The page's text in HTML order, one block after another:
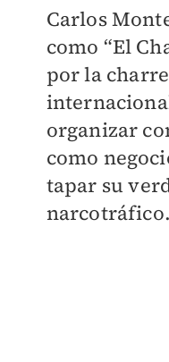
Carlos
como “El
por la
organizar
como
tapar su
narcotráfico.